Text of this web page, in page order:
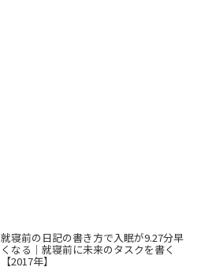
就寝前の日記の書き方で入眠が9.27分早
くなる｜就寝前に未来のタスクを書く
【2017年】